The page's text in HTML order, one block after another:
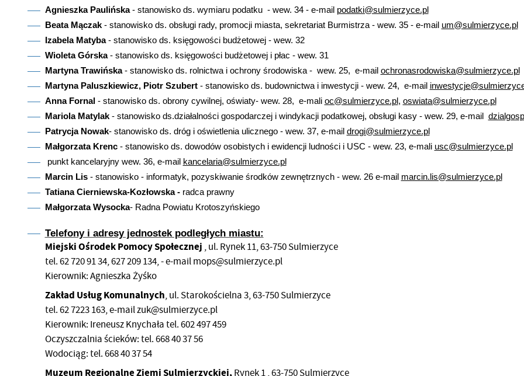
Agnieszka Paulińska- stanowisko ds. wymiaru podatku - wew. 34 - e-mail podatki@sulmierzyce.pl
Beata Mączak - stanowisko ds. obsługi rady, promocji miasta, sekretariat Burmistrza - wew. 35 - e-mail um@sulmierzyce.pl
Izabela Matyba- stanowisko ds. księgowości budżetowej - wew. 32
Wioleta Górska- stanowisko ds. księgowości budżetowej i płac - wew. 31
Martyna Trawińska- stanowisko ds. rolnictwa i ochrony środowiska - wew. 25, e-mail ochronasrodowiska@sulmierzyce.pl
Martyna Paluszkiewicz, Piotr Szubert- stanowisko ds. budownictwa i inwestycji - wew. 24, e-mail
Anna Fornal - stanowisko ds. obrony cywilnej, oświaty- wew. 28, e-mali oc@sulmierzyce.pl, oswiata@sulmierzyce.pl
Mariola Matylak- stanowisko ds.działalności gospodarczej i windykacji podatkowej, obsługi kasy - wew. 29, e-mail
Patrycja Nowak- stanowisko ds. dróg i oświetlenia ulicznego - wew. 37, e-mail drogi@sulmierzyce.pl
Małgorzata Krenc- stanowisko ds. dowodów osobistych i ewidencji ludności i USC - wew. 23, e-mali usc@sulmierzyce.pl
punkt kancelaryjny wew. 36, e-mail kancelaria@sulmierzyce.pl
Marcin Lis- stanowisko - informatyk, pozyskiwanie środków zewnętrznych - wew. 26 e-mail marcin.lis@sulmierzyce.pl
Tatiana Cierniewska-Kozłowska -radca prawny
Małgorzata Wysocka- Radna Powiatu Krotoszyńskiego
Telefony i adresy jednostek podległych miastu:
Miejski Ośrodek Pomocy Społecznej , ul. Rynek 11, 63-750 Sulmierzyce
tel. 62 720 91 34, 627 209 134, - e-mail mops@sulmierzyce.pl
Kierownik: Agnieszka Żyśko
Zakład Usług Komunalnych, ul. Starokościelna 3, 63-750 Sulmierzyce
tel. 62 7223 163, e-mail zuk@sulmierzyce.pl
Kierownik: Ireneusz Knychała tel. 602 497 459
Oczyszczalnia ścieków: tel. 668 40 37 56
Wodociąg: tel. 668 40 37 54
Muzeum Regionalne Ziemi Sulmierzyckiej,Rynek 1 , 63-750 Sulmierzyce